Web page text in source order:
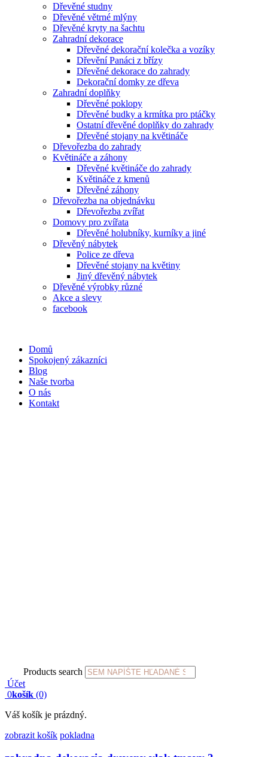
Dřevěné studny
Dřevěné větrné mlýny
Dřevěné kryty na šachtu
Zahradní dekorace
Dřevěné dekorační kolečka a vozíky
Dřevění Panáci z břízy
Dřevěné dekorace do zahrady
Dekorační domky ze dřeva
Zahradní doplňky
Dřevěné poklopy
Dřevěné budky a krmítka pro ptáčky
Ostatní dřevěné doplňky do zahrady
Dřevěné stojany na květináče
Dřevořezba do zahrady
Květináče a záhony
Dřevěné květináče do zahrady
Květináče z kmenů
Dřevěné záhony
Dřevořezba na objednávku
Dřevořezba zvířat
Domovy pro zvířata
Dřevěné holubníky, kurníky a jiné
Dřevěný nábytek
Police ze dřeva
Dřevěné stojany na květiny
Jiný dřevěný nábytek
Dřevěné výrobky různé
Akce a slevy
facebook
Domů
Spokojený zákazníci
Blog
Naše tvorba
O nás
Kontakt
Products search
Účet
0košík (0)
Váš košík je prázdný.
zobrazit košík pokladna